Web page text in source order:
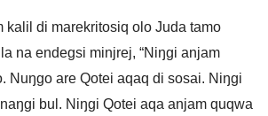
kalil di marekritosiq olo Juda tamo
na endegsi minjrej, “Niŋgi anjam
Nuŋgo are Qotei aqaq di sosai. Niŋgi
bul. Niŋgi Qotei aqa anjam quqwa